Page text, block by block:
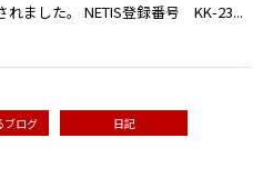
れました。 NETIS登録番号 KK-23...
ブログ 日記